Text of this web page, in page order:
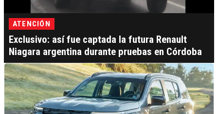
ATENCIÓN
Exclusivo: así fue captada la futura Renault
Niagara argentina durante pruebas en Córdoba